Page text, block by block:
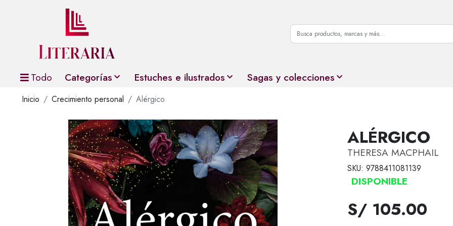
Todo Categorías Estuches e ilustrados Sagas y colecciones
Inicio Crecimiento personal Alérgico
ALÉRGICO
THERESA MACPHAIL
SKU: 9788411081139
DISPONIBLE
S/ 105.00